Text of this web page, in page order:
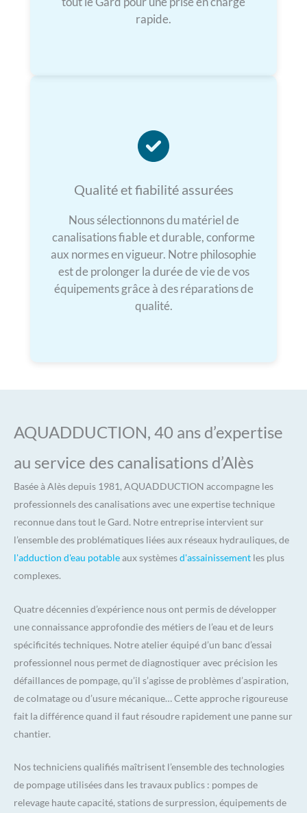
rapide.
Qualité et fiabilité assurées
Nous sélectionnons du matériel de
canalisations fiable et durable, conforme
aux normes en vigueur. Notre philosophie
est de prolonger la durée de vie de vos
équipements grâce à des réparations de
qualité.
AQUADDUCTION, 40 ans d’expertise
au service des canalisations d’Alès
Basée à Alès depuis 1981, AQUADDUCTION accompagne les
professionnels des canalisations avec une expertise technique
reconnue dans tout le Gard. Notre entreprise intervient sur
l’ensemble des problématiques liées aux réseaux hydrauliques, de
l'adduction d'eau potableaux systèmesd'assainissement les plus
complexes.
Quatre décennies d’expérience nous ont permis de développer
une connaissance approfondie des métiers de l’eau et de leurs
spécificités techniques. Notre atelier équipé d’un banc d’essai
professionnel nous permet de diagnostiquer avec précision les
défaillances de pompage, qu’il s’agisse de problèmes d’aspiration,
de colmatage ou d’usure mécanique… Cette approche rigoureuse
fait la différence quand il faut résoudre rapidement une panne sur
chantier.
Nos techniciens qualifiés maîtrisent l’ensemble des technologies
de pompage utilisées dans les travaux publics : pompes de
relevage haute capacité, stations de surpression, équipements de